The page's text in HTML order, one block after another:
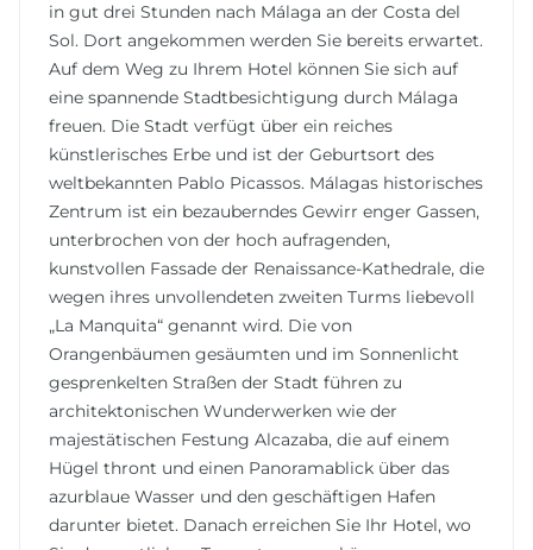
in gut drei Stunden nach Málaga an der Costa del
Sol. Dort angekommen werden Sie bereits erwartet.
Auf dem Weg zu Ihrem Hotel können Sie sich auf
eine spannende Stadtbesichtigung durch Málaga
freuen. Die Stadt verfügt über ein reiches
künstlerisches Erbe und ist der Geburtsort des
weltbekannten Pablo Picassos. Málagas historisches
Zentrum ist ein bezauberndes Gewirr enger Gassen,
unterbrochen von der hoch aufragenden,
kunstvollen Fassade der Renaissance-Kathedrale, die
wegen ihres unvollendeten zweiten Turms liebevoll
„La Manquita“ genannt wird. Die von
Orangenbäumen gesäumten und im Sonnenlicht
gesprenkelten Straßen der Stadt führen zu
architektonischen Wunderwerken wie der
majestätischen Festung Alcazaba, die auf einem
Hügel thront und einen Panoramablick über das
azurblaue Wasser und den geschäftigen Hafen
darunter bietet. Danach erreichen Sie Ihr Hotel, wo